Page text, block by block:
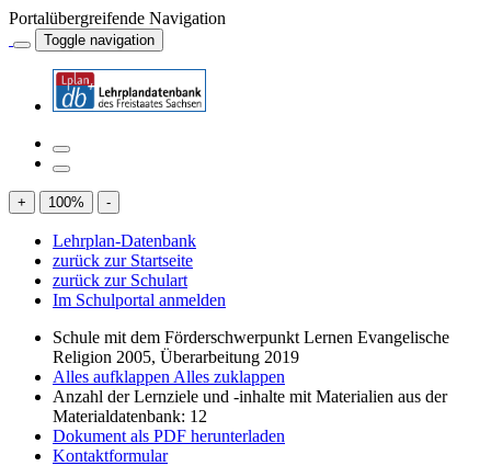
Portalübergreifende Navigation
Toggle navigation
+ 100% -
Lehrplan-Datenbank
zurück zur Startseite
zurück zur Schulart
Im Schulportal anmelden
Schule mit dem Förderschwerpunkt Lernen Evangelische
Religion 2005, Überarbeitung 2019
Alles aufklappen Alles zuklappen
Anzahl der Lernziele und -inhalte mit Materialien aus der
Materialdatenbank: 12
Dokument als PDF herunterladen
Kontaktformular